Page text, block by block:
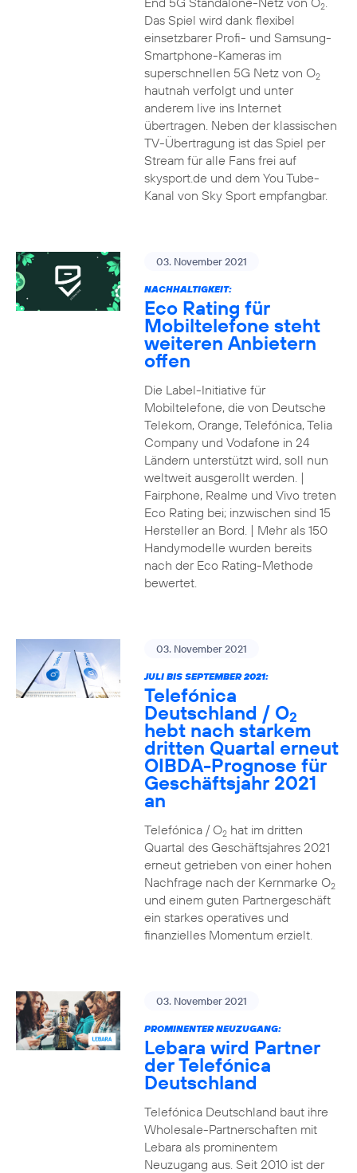
2
Das Spiel wird dank flexibel
einsetzbarer Profi- und Samsung-
Smartphone-Kameras im
superschnellen 5G Netz von O2
hautnah verfolgt und unter
anderem live ins Internet
übertragen. Neben der klassischen
TV-Übertragung ist das Spiel per
Stream für alle Fans frei auf
skysport.de und dem You Tube-
Kanal von Sky Sport empfangbar.
03. November 2021
NACHHALTIGKEIT:
Eco Rating für
Mobiltelefone steht
weiteren Anbietern
offen
Die Label-Initiative für
Mobiltelefone, die von Deutsche
Telekom, Orange, Telefónica, Telia
Company und Vodafone in 24
Ländern unterstützt wird, soll nun
weltweit ausgerollt werden. |
Fairphone, Realme und Vivo treten
Eco Rating bei; inzwischen sind 15
Hersteller an Bord. | Mehr als 150
Handymodelle wurden bereits
nach der Eco Rating-Methode
bewertet.
03. November 2021
JULI BIS SEPTEMBER 2021:
Telefónica
Deutschland / O2
hebt nach starkem
dritten Quartal erneut
OIBDA-Prognose für
Geschäftsjahr 2021
an
Telefónica / O2hat im dritten
Quartal des Geschäftsjahres 2021
erneut getrieben von einer hohen
Nachfrage nach der Kernmarke O2
und einem guten Partnergeschäft
ein starkes operatives und
finanzielles Momentum erzielt.
03. November 2021
PROMINENTER NEUZUGANG:
Lebara wird Partner
der Telefónica
Deutschland
Telefónica Deutschland baut ihre
Wholesale-Partnerschaften mit
Lebara als prominentem
Neuzugang aus. Seit 2010 ist der